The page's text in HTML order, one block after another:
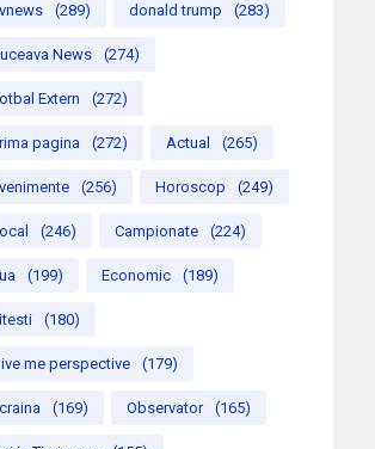
(289) donald trump (283)
News (274)
Extern (272)
pagina (272) Actual (265)
(256) Horoscop (249)
(246) Campionate (224)
(199) Economic (189)
(180)
me perspective (179)
(169) Observator (165)